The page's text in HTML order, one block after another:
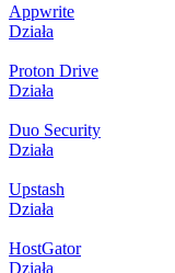
Appwrite
Działa
Proton Drive
Działa
Duo Security
Działa
Upstash
Działa
HostGator
Działa